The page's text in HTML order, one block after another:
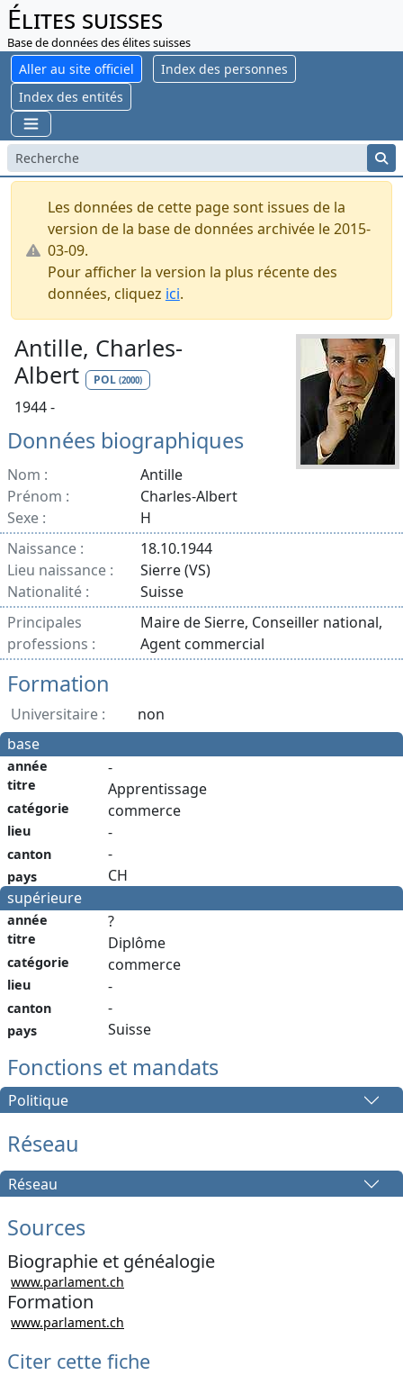
Élites suisses
Base de données des élites suisses
Aller au site officiel
Index des personnes
Index des entités
Les données de cette page sont issues de la
version de la base de données archivée le 2015-
03-09.
Pour afficher la version la plus récente des
données, cliquez ici.
Antille, Charles-
Albert
POL (2000)
1944 -
Données biographiques
Nom :
Antille
Prénom :
Charles-Albert
Sexe :
H
Naissance :
18.10.1944
Lieu naissance :
Sierre (VS)
Nationalité :
Suisse
Principales
professions :
Maire de Sierre, Conseiller national,
Agent commercial
Formation
Universitaire :
non
base
année
titre
catégorie
lieu
canton
pays
-
Apprentissage
commerce
-
-
CH
supérieure
année
titre
catégorie
lieu
canton
pays
?
Diplôme
commerce
-
-
Suisse
Fonctions et mandats
Politique
Réseau
Réseau
Sources
Biographie et généalogie
www.parlament.ch
Formation
www.parlament.ch
Citer cette fiche